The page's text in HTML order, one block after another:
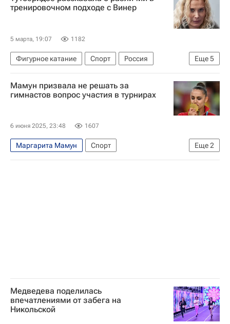
тренировочном подходе с Винер
5 марта, 19:07 1182
Еще5
Фигурное катание Спорт
Россия
Юлия Липницкая
Евгений Медведев
Евгения Канаева
Дина
Мамун призвала не решать за
гимнастов вопрос участия в турнирах
6 июня 2025, 23:48 1607
Еще2
Маргарита Мамун
Спорт
Художественная гимнастика
Медведева поделилась
впечатлениями от забега на
Никольской